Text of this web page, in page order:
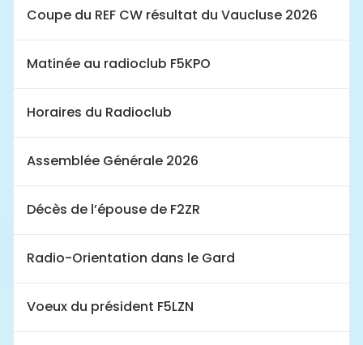
Coupe du REF CW résultat du Vaucluse 2026
Matinée au radioclub F5KPO
Horaires du Radioclub
Assemblée Générale 2026
Décès de l’épouse de F2ZR
Radio-Orientation dans le Gard
Voeux du président F5LZN